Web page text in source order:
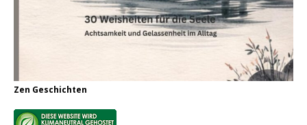
Zen Geschichten